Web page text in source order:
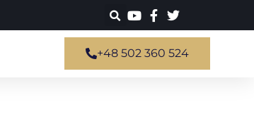
+48 502 360 524